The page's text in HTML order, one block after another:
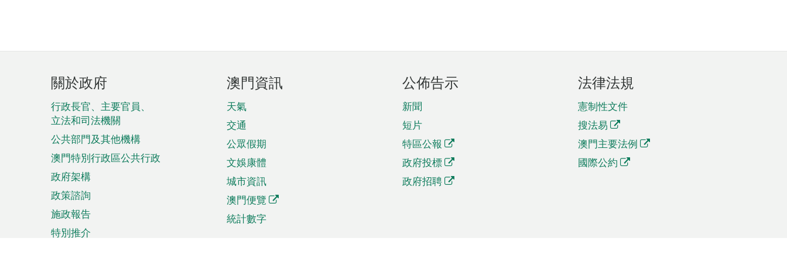
頁
腳
菜
單
關於政府
行政長官、主要官員、
立法和司法機關
公共部門及其他機構
澳門特別行政區公共行政
政府架構
政策諮詢
施政報告
特別推介
澳門資訊
天氣
交通
公眾假期
文娛康體
城市資訊
澳門便覽
統計數字
公佈告示
新聞
短片
特區公報
政府投標
政府招聘
法律法規
憲制性文件
搜法易
澳門主要法例
國際公約